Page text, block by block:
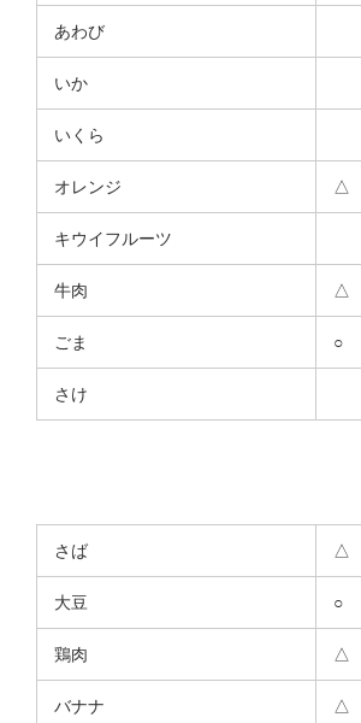
あわび
いか
いくら
オレンジ △
キウイフルーツ
牛肉 △
ごま ○
さけ
さば △
大豆 ○
鶏肉 △
バナナ △